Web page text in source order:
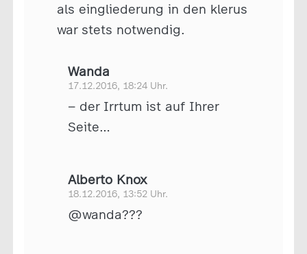
als eingliederung in den klerus
war stets notwendig.
Wanda
17.12.2016, 18:24 Uhr.
– der Irrtum ist auf Ihrer
Seite…
Alberto Knox
18.12.2016, 13:52 Uhr.
@wanda???